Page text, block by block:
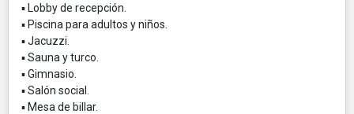
▪ Lobby de recepción.
▪ Piscina para adultos y niños.
▪ Jacuzzi.
▪ Sauna y turco.
▪ Gimnasio.
▪ Salón social.
▪ Mesa de billar.